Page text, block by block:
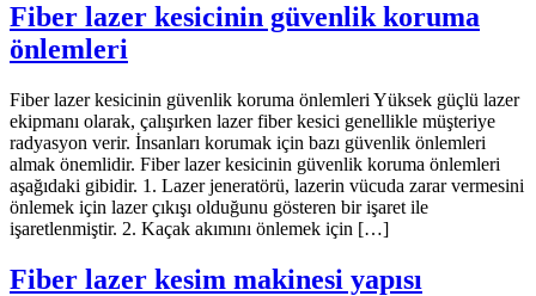
Fiber lazer kesicinin güvenlik koruma
önlemleri
Fiber lazer kesicinin güvenlik koruma önlemleri Yüksek güçlü lazer
ekipmanı olarak, çalışırken lazer fiber kesici genellikle müşteriye
radyasyon verir. İnsanları korumak için bazı güvenlik önlemleri
almak önemlidir. Fiber lazer kesicinin güvenlik koruma önlemleri
aşağıdaki gibidir. 1. Lazer jeneratörü, lazerin vücuda zarar vermesini
önlemek için lazer çıkışı olduğunu gösteren bir işaret ile
işaretlenmiştir. 2. Kaçak akımını önlemek için […]
Fiber lazer kesim makinesi yapısı